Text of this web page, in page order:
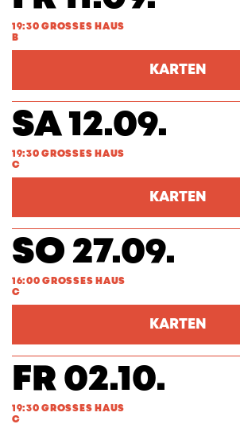
19:30 GROSSES HAUS
B
KARTEN
SA 12.09.
19:30 GROSSES HAUS
C
KARTEN
SO 27.09.
16:00 GROSSES HAUS
C
KARTEN
FR 02.10.
19:30 GROSSES HAUS
C